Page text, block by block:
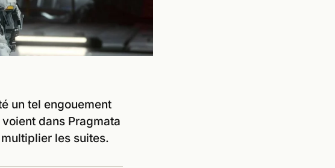
un tel engouement
dans Pragmata
les suites.